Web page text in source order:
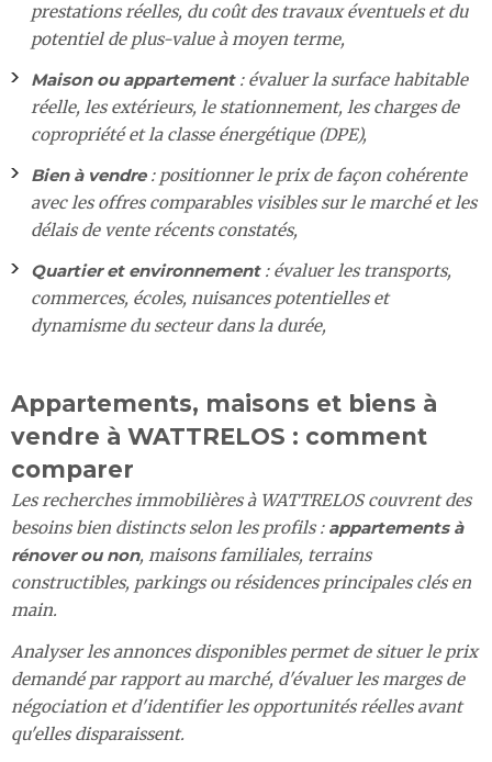
prestations réelles, du coût des travaux éventuels et du
potentiel de plus-value à moyen terme,
Maison ou appartement: évaluer la surface habitable
réelle, les extérieurs, le stationnement, les charges de
copropriété et la classe énergétique (DPE),
Bien à vendre: positionner le prix de façon cohérente
avec les offres comparables visibles sur le marché et les
délais de vente récents constatés,
Quartier et environnement: évaluer les transports,
commerces, écoles, nuisances potentielles et
dynamisme du secteur dans la durée,
Appartements, maisons et biens à
vendre à WATTRELOS : comment
comparer
Les recherches immobilières à WATTRELOS couvrent des
besoins bien distincts selon les profils : appartements à
rénover ou non, maisons familiales, terrains
constructibles, parkings ou résidences principales clés en
main.
Analyser les annonces disponibles permet de situer le prix
demandé par rapport au marché, d'évaluer les marges de
négociation et d'identifier les opportunités réelles avant
qu'elles disparaissent.